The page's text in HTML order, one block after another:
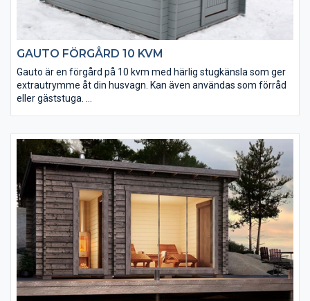
GAUTO FÖRGÅRD 10 KVM
Gauto är en förgård på 10 kvm med härlig stugkänsla som ger
extrautrymme åt din husvagn. Kan även användas som förråd
eller gäststuga.
husvagn ska sitta
• Taket utgörs av en slätspontspanel som är ändspontad
• Golvet och takpanelen är möbeltorr vilket ger god
formstabilitet
• Virket är av tålig senvuxen fura och rejält dimensionerat
(45x145 mm)